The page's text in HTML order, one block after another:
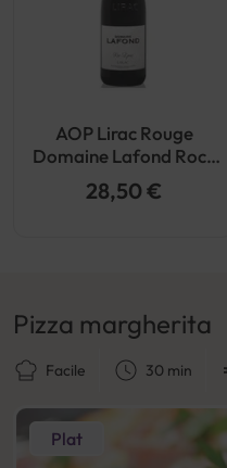
AOP Lirac Rouge
Domaine Lafond Roc-
Epine Bio
28,50 €
Plat
Pizza margherita
Facile 30 min